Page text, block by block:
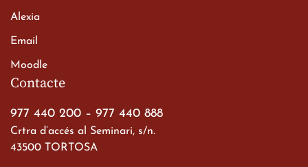
Viatge de 2n de Batxillerat
Contacte
977 440 200 – 977 440 888
Crtra d’accés al Seminari, s/n.
43500 TORTOSA
Alexia
Email
Moodle